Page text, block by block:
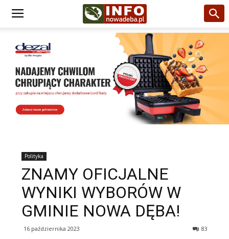
Polityka
ZNAMY OFICJALNE
WYNIKI WYBORÓW W
GMINIE NOWA DĘBA!
16 października 2023 83